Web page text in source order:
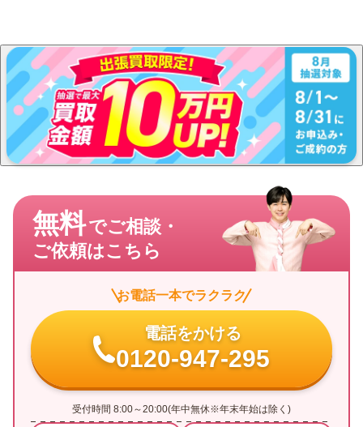
無料でご相談・
ご依頼はこちら
お電話一本でラクラク
電話をかける
0120-947-295
受付時間 8:00～20:00(年中無休※年末年始は除く)